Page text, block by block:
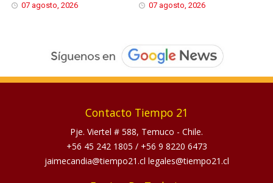
07 agosto, 2026 07 agosto, 2026
Contacto Tiempo 21
Pje. Viertel # 588, Temuco - Chile.
+56 45 242 1805 / +56 9 8220 6473
jaimecandia@tiempo21.cl legales@tiempo21.cl